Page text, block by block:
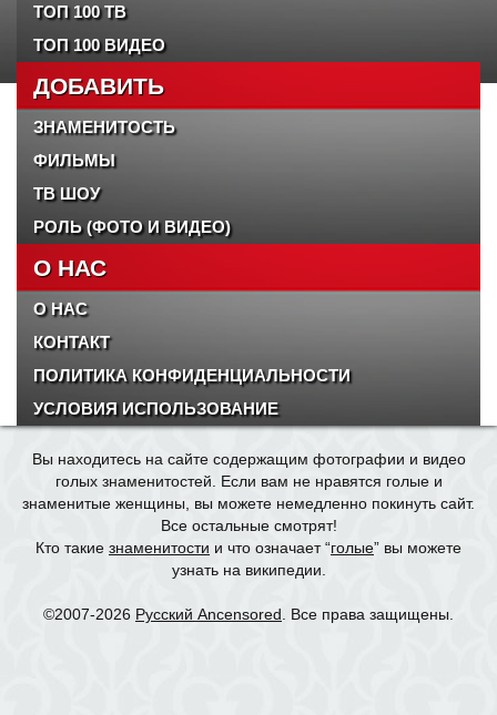
ТОП 100 ТВ
ТОП 100 ВИДЕО
ДОБАВИТЬ
ЗНАМЕНИТОСТЬ
ФИЛЬМЫ
ТВ ШОУ
РОЛЬ (ФОТО И ВИДЕО)
О НАС
О НАС
КОНТАКТ
ПОЛИТИКА КОНФИДЕНЦИАЛЬНОСТИ
УСЛОВИЯ ИСПОЛЬЗОВАНИЕ
Вы находитесь на сайте содержащим фотографии и видео
голых знаменитостей. Если вам не нравятся голые и
знаменитые женщины, вы можете немедленно покинуть сайт.
Все остальные смотрят!
Кто такие знаменитости и что означает “голые” вы можете
узнать на википедии.
©2007-2026 Русский Ancensored . Все права защищены.